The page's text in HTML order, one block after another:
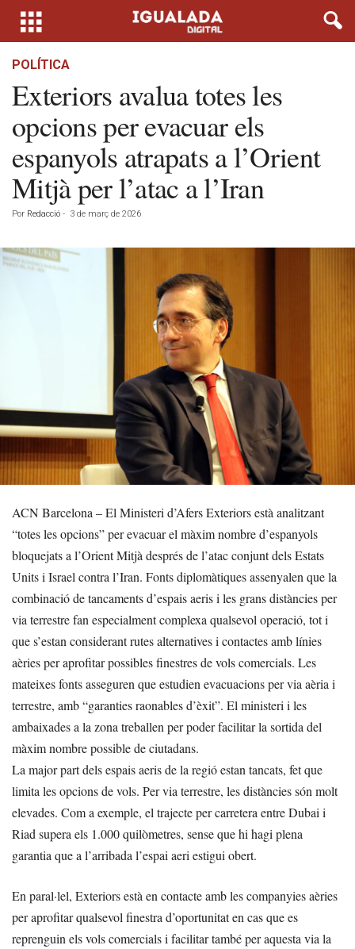
POLÍTICA
Exteriors avalua totes les
opcions per evacuar els
espanyols atrapats a l’Orient
Mitjà per l’atac a l’Iran
Por Redacció - 3 de març de 2026
ACN Barcelona – El Ministeri d’Afers Exteriors està analitzant
“totes les opcions” per evacuar el màxim nombre d’espanyols
bloquejats a l’Orient Mitjà després de l’atac conjunt dels Estats
Units i Israel contra l’Iran. Fonts diplomàtiques assenyalen que la
combinació de tancaments d’espais aeris i les grans distàncies per
via terrestre fan especialment complexa qualsevol operació, tot i
que s’estan considerant rutes alternatives i contactes amb línies
aèries per aprofitar possibles finestres de vols comercials. Les
mateixes fonts asseguren que estudien evacuacions per via aèria i
terrestre, amb “garanties raonables d’èxit”. El ministeri i les
ambaixades a la zona treballen per poder facilitar la sortida del
màxim nombre possible de ciutadans.
La major part dels espais aeris de la regió estan tancats, fet que
limita les opcions de vols. Per via terrestre, les distàncies són molt
elevades. Com a exemple, el trajecte per carretera entre Dubai i
Riad supera els 1.000 quilòmetres, sense que hi hagi plena
garantia que a l’arribada l’espai aeri estigui obert.
En paral·lel, Exteriors està en contacte amb les companyies aèries
per aprofitar qualsevol finestra d’oportunitat en cas que es
reprenguin els vols comercials i facilitar també per aquesta via la